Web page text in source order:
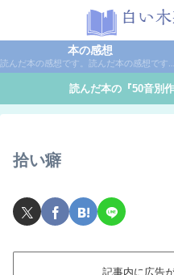
本の感想
読んだ本の感想です。読んだ本の感想です。本は作家名で50音別に分類しています。
読んだ本の『50音別
拾い癖
記事内に広告